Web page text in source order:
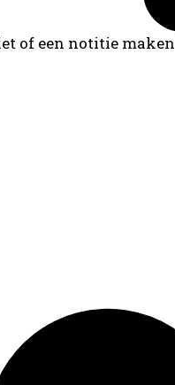
of een notitie maken